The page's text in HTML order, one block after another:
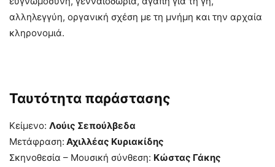
αλληλεγγύη, οργανική σχέση με τη μνήμη και την αρχαία
κληρονομιά.
Ταυτότητα παράστασης
Κείμενο: Λούις Σεπούλβεδα
Μετάφραση: Αχιλλέας Κυριακίδης
Σκηνοθεσία – Μουσική σύνθεση: Κώστας Γάκης